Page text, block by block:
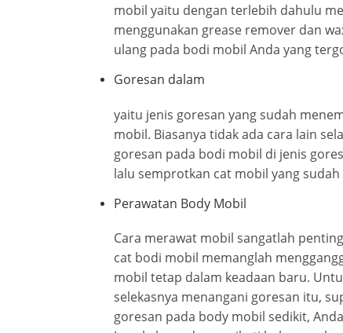
mobil yaitu dengan terlebih dahulu
menggunakan grease remover dan
ulang pada bodi mobil Anda yang
Goresan dalam
yaitu jenis goresan yang sudah
mobil. Biasanya tidak ada cara lain
goresan pada bodi mobil di jenis
lalu semprotkan cat mobil yang
Perawatan Body Mobil
Cara merawat mobil sangatlah
cat bodi mobil memanglah
mobil tetap dalam keadaan baru.
selekasnya menangani goresan itu,
goresan pada body mobil sedikit,